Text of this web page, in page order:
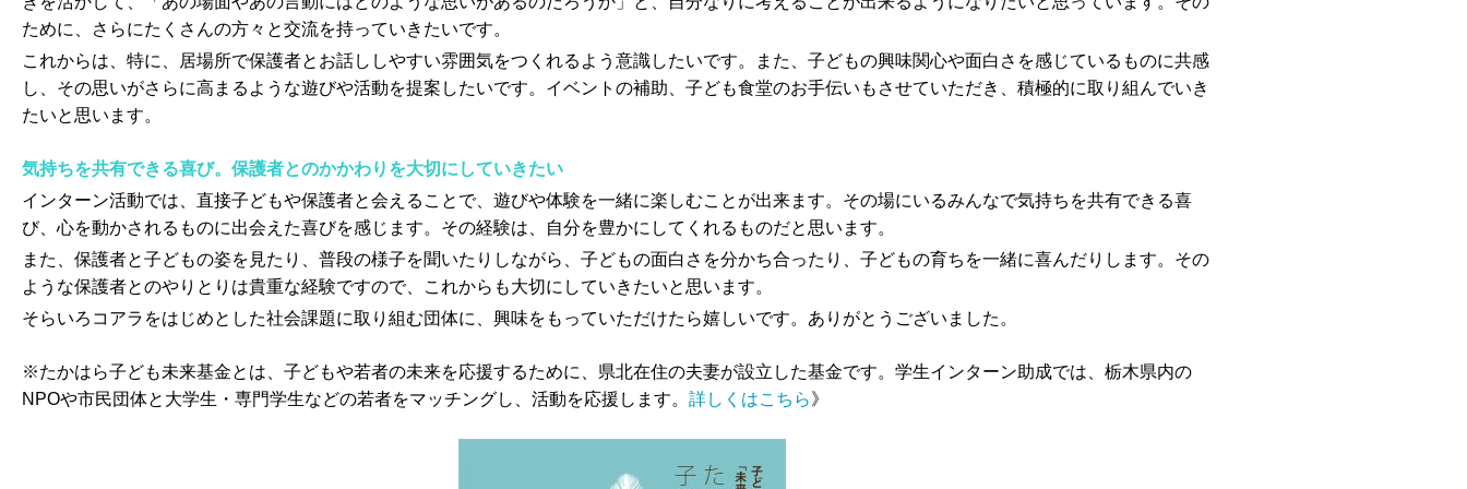
ために、さらにたくさんの方々と交流を持っていきたいです。
これからは、特に、居場所で保護者とお話ししやすい雰囲気をつくれるよう意識したいです。また、子どもの興味関心や面白さを感じているものに共感
し、その思いがさらに高まるような遊びや活動を提案したいです。イベントの補助、子ども食堂のお手伝いもさせていただき、積極的に取り組んでいき
たいと思います。
気持ちを共有できる喜び。保護者とのかかわりを大切にしていきたい
インターン活動では、直接子どもや保護者と会えることで、遊びや体験を一緒に楽しむことが出来ます。その場にいるみんなで気持ちを共有できる喜
び、心を動かされるものに出会えた喜びを感じます。その経験は、自分を豊かにしてくれるものだと思います。
また、保護者と子どもの姿を見たり、普段の様子を聞いたりしながら、子どもの面白さを分かち合ったり、子どもの育ちを一緒に喜んだりします。その
ような保護者とのやりとりは貴重な経験ですので、これからも大切にしていきたいと思います。
そらいろコアラをはじめとした社会課題に取り組む団体に、興味をもっていただけたら嬉しいです。ありがとうございました。
※たかはら子ども未来基金とは、子どもや若者の未来を応援するために、県北在住の夫妻が設立した基金です。学生インターン助成では、栃木県内の
NPOや市民団体と大学生・専門学生などの若者をマッチングし、活動を応援します。 詳しくはこちら》